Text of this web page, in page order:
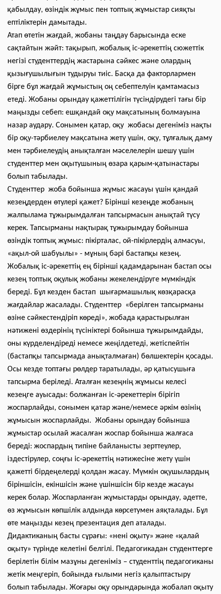
қабылдау, өзіндік жұмыс пен топтық жұмыстар сияқты
ептіліктерін дамытады.
Атап өтетін жағдай, жобаны таңдау барысында еске
сақтайтын жәйт: тақырып, жобалық іс-әрекеттің сюжеттік
негізі студенттердің жастарына сәйкес және олардың
қызығушылығын тудыруы тиіс. Басқа да факторлармен
бірге бұл жағдай жұмыстың оң себептелуін қамтамасыз
етеді. Жобаны орындау қажеттілігін түсіндірудегі тағы бір
маңызды себеп: ешқандай оқу мақсатының болмауына
назар аудару. Сонымен қатар, оқу жобасы дегеніміз нақты
бір оқу-тәрбиелеу мақсатына жету үшін, оқу, тұлғалық даму
мен тәрбиелеудің анықталған мәселелерін шешу үшін
студенттер мен оқытушының өзара қарым-қатынастары
болып табылады.
Студенттер жоба бойынша жұмыс жасауы үшін қандай
кезеңдерден өтулері қажет? Бірінші кезеңде жобаның
жалпылама тұжырымдалған тапсырмасын анықтай түсу
керек. Тапсырманы нақтырақ тұжырымдау бойынша
өзіндік топтық жұмыс: пікірталас, ой-пікірлердің алмасуы,
«ақыл-ой шабуылы» - мұның бәрі бастапқы кезең.
Жобалық іс-әрекеттің ең бірінші қадамдарынан бастап осы
кезең топтық оқулық жобаны жекелендіруге мүмкіндік
береді. Бұл кезден бастап шығармашылық көзқарасқа
жағдайлар жасалады. Студенттер «берілген тапсырманы
өзіне сәйкестендіріп көреді», жобада қарастырылған
нәтижені өздерінің түсініктері бойынша тұжырымдайды,
оны күрделендіреді немесе жеңілдетеді, жетіспейтін
(бастапқы тапсырмада анықталмаған) бөлшектерін қосады.
Осы кезде топтағы рөлдер таратылады, әр қатысушыға
тапсырма беріледі. Аталған кезеңнің жұмысы келесі
кезеңге ауысады: болжанған іс-әрекеттерін бірігіп
жоспарлайды, сонымен қатар және/немесе әркім өзінің
жұмысын жоспарлайды. Жобаны орындау бойынша
жұмыстар осылай жасалған жоспар бойынша жалғаса
береді: жоспардың типіне байланысты зерттеулер,
іздестірулер, соңғы іс-әрекеттің нәтижесіне жету үшін
қажетті бірдеңелерді қолдан жасау. Мүмкін оқушылардың
біріншісін, екіншісін және үшіншісін бір кезде жасауы
керек болар. Жоспарланған жұмыстарды орындау, әдетте,
өз жұмысын көпшілік алдында көрсетумен аяқталады. Бұл
өте маңызды кезең презентация деп аталады.
Дидактиканың басты сұрағы: «нені оқыту» және «қалай
оқыту» түрінде келетіні белгілі. Педагогикадан студенттерге
берілетін білім мазұны дегеніміз – студенттің педагогиканы
жетік меңгеріп, бойында ғылыми негіз қалыптастыру
болып табылады. Жоғары оқу орындарында жобалап оқыту